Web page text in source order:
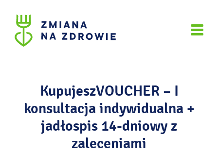
KupujeszVOUCHER – I
konsultacja indywidualna +
jadłospis 14-dniowy z
zaleceniami